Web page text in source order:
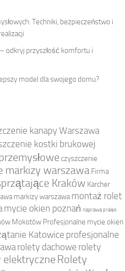
Techniki, bezpieczeństwo i
odkryj przyszłość komfortu i
model dla swojego domu?
kanapy Warszawa
kostki brukowej
czyszczenie
markizy warszawa Firma
Kraków Karcher
markizy warszawa montaż rolet
mycie okien poznań naprawa pralek
Mokotów Profesjonalne mycie okien
Katowice profesjonalne
rolety dachowe rolety
elektryczne Rolety